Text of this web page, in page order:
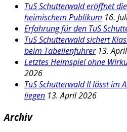
TuS Schutterwald eröffnet
heimischem Publikum 16.
Erfahrung für den TuS
TuS Schutterwald sichert
beim Tabellenführer 13.
Letztes Heimspiel ohne
2026
TuS Schutterwald II lässt im
liegen 13. April 2026
Archiv